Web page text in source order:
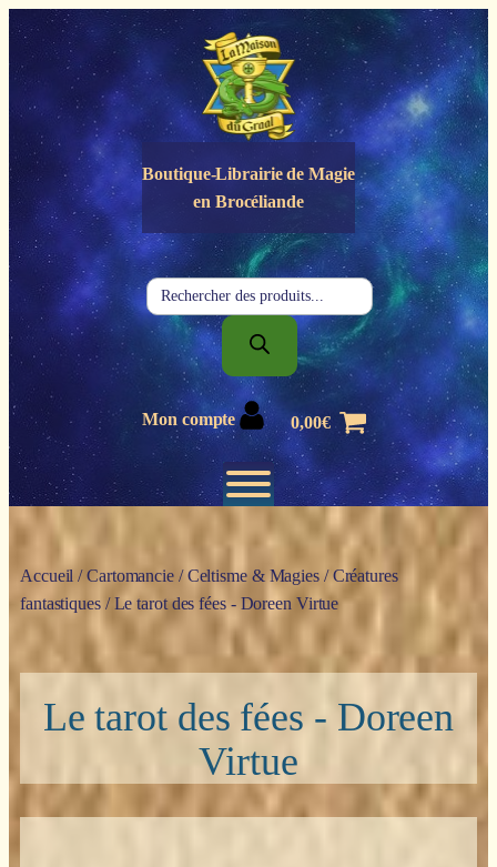
Panneau de gestion des cookies
Boutique-Librairie deMagie
en Brocéliande
Recherche
de
produits
Mon compte 0,00€
Accueil /Cartomancie/Celtisme & Magies/Créatures
fantastiques/ Le tarot des fées - Doreen Virtue
Le tarot des fées - Doreen
Virtue